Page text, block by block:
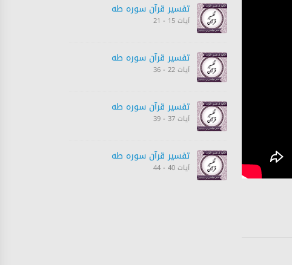
تفسیر قرآن سورہ ‎طه
آیات 15 - 21
تفسیر قرآن سورہ ‎طه
آیات 22 - 36
تفسیر قرآن سورہ ‎طه
آیات 37 - 39
تفسیر قرآن سورہ ‎طه
آیات 40 - 44